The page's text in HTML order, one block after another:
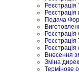
Подача
Реєстрація
Внесення
Зміна
Термінове